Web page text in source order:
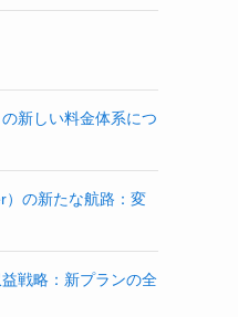
新しい料金体系につ
）の新たな航路：変
戦略：新プランの全